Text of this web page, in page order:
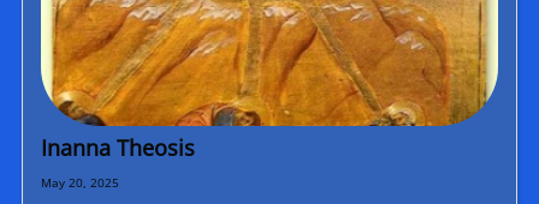
Inanna Theosis
May 20, 2025